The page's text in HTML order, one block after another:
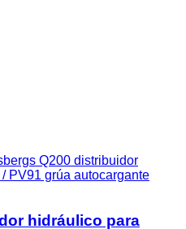
Q200 distribuidor
PV91 grúa autocargante
hidráulico para